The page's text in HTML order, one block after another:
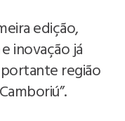
edição,
inovação já
região